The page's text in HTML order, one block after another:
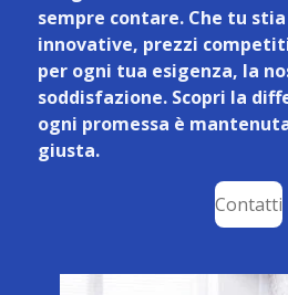
sempre contare. Che tu
innovative, prezzi
per ogni tua esigenza, la
soddisfazione. Scopri la
ogni promessa è
giusta.
Contatti